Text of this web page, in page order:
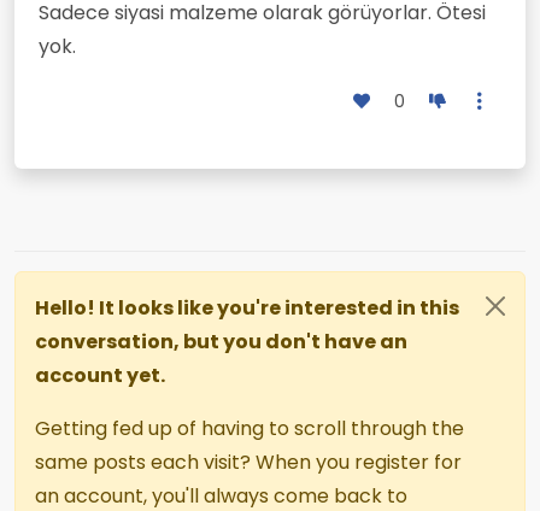
Sadece siyasi malzeme olarak görüyorlar. Ötesi
yok.
0
Hello! It looks like you're interested in this
conversation, but you don't have an
account yet.
Getting fed up of having to scroll through the
same posts each visit? When you register for
an account, you'll always come back to